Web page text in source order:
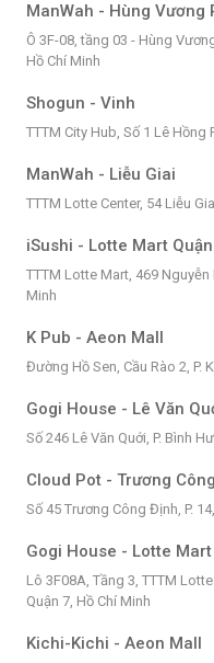
ManWah - Hùng Vương
Ô 3F-08, tầng 03 - Hùng
Hồ Chí Minh
Shogun - Vinh
TTTM City Hub, Số 1 Lê Hồng
ManWah - Liễu Giai
TTTM Lotte Center, 54 Liễu
iSushi - Lotte Mart
TTTM Lotte Mart, 469 Nguyễn
Minh
K Pub - Aeon Mall
Đường Hồ Sen, Cầu Rào 2, P.
Gogi House - Lê Văn
Số 246 Lê Văn Quới, P. Bình
Cloud Pot - Trương
Số 45 Trương Công Định, P.
Gogi House - Lotte Mart
Lô 3F08A, Tầng 3, TTTM
Quận 7, Hồ Chí Minh
Kichi-Kichi - Aeon Mall